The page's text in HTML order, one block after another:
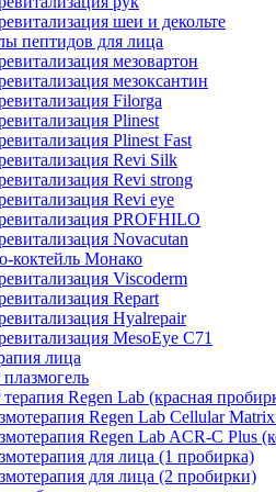
шеи и декольте
пептидов для лица
мезовартон
мезоксантин
Filorga
Plinest
Plinest Fast
Revi Silk
Revi strong
Revi eye
PROFHILO
Novacutan
коктейль Монако
Viscoderm
Repart
Hyalrepair
MesoEye C71
лица
плазмогель
терапия Regen Lab (красная
Regen Lab Cellular
Regen Lab ACR-C Plus
для лица (1 пробирка)
для лица (2 пробирки)